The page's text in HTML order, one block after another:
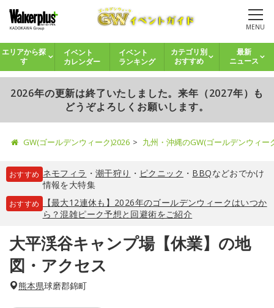
MENU
エリアから探
す
イベント
カレンダー
イベント
ランキング
カテゴリ別
おすすめ
最新
ニュース
2026年の更新は終了いたしました。来年（2027年）も
どうぞよろしくお願いします。
GW(ゴールデンウィーク)2026 九州・沖縄のGW(ゴールデンウィ
おすすめ ネモフィラ ・ 潮干狩り ・ ピクニック ・ BBQなどおでかけ
情報を大特集
おすすめ
【最大12連休も】2026年のゴールデンウィークはいつか
ら？混雑ピーク予想と回避術をご紹介
大平渓谷キャンプ場【休業】の地
図・アクセス
熊本県球磨郡錦町